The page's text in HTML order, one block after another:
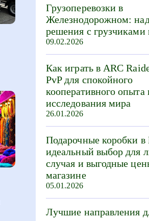
Грузоперевозки в
Железнодорожном:
решения с грузчиками
09.02.2026
Как играть в ARC
PvP для спокойного
кооперативного опыта
исследования мира
26.01.2026
Подарочные коробки
идеальный выбор для
случая и выгодные
магазине
05.01.2026
Лучшие направления